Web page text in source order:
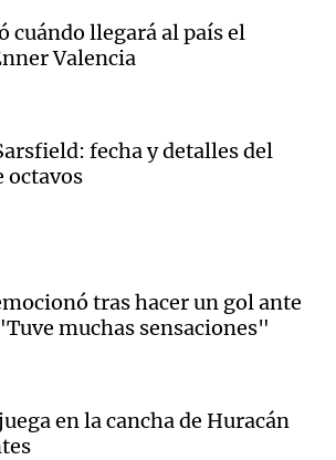
cuándo llegará al país el
Valencia
fecha y detalles del
octavos
tras hacer un gol ante
muchas sensaciones"
en la cancha de Huracán
2026
La Sole en
Cadena 3